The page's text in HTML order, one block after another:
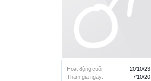
Hoạt động cuối:
20/10/23
Tham gia ngày:
7/10/20